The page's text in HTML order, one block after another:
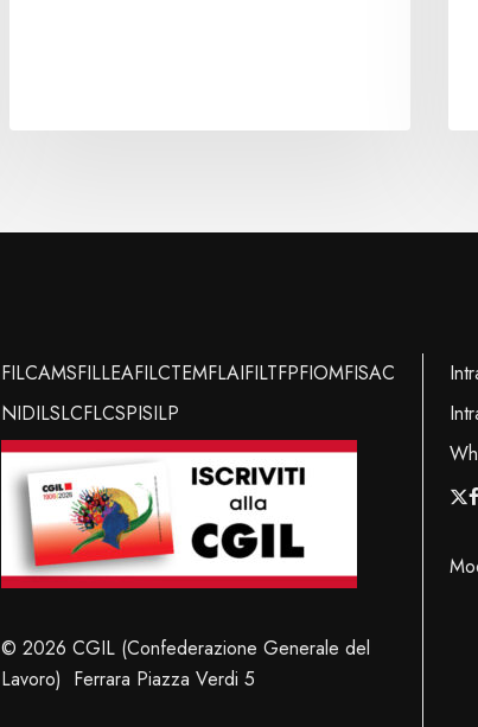
FILCAMSFILLEAFILCTEMFLAIFILTFPFIOMFISAC
NIDILSLCFLCSPISILP
© 2026 CGIL (Confederazione Generale del
Lavoro) Ferrara Piazza Verdi 5
x-